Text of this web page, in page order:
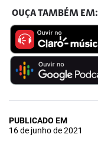
OUÇA TAMBÉM EM:
PUBLICADO EM
16 de junho de 2021